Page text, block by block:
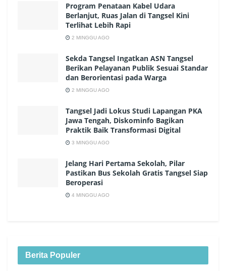
Program Penataan Kabel Udara
Berlanjut, Ruas Jalan di Tangsel Kini
Terlihat Lebih Rapi
2 MINGGU AGO
Sekda Tangsel Ingatkan ASN Tangsel
Berikan Pelayanan Publik Sesuai Standar
dan Berorientasi pada Warga
2 MINGGU AGO
Tangsel Jadi Lokus Studi Lapangan PKA
Jawa Tengah, Diskominfo Bagikan
Praktik Baik Transformasi Digital
3 MINGGU AGO
Jelang Hari Pertama Sekolah, Pilar
Pastikan Bus Sekolah Gratis Tangsel Siap
Beroperasi
4 MINGGU AGO
Berita Populer